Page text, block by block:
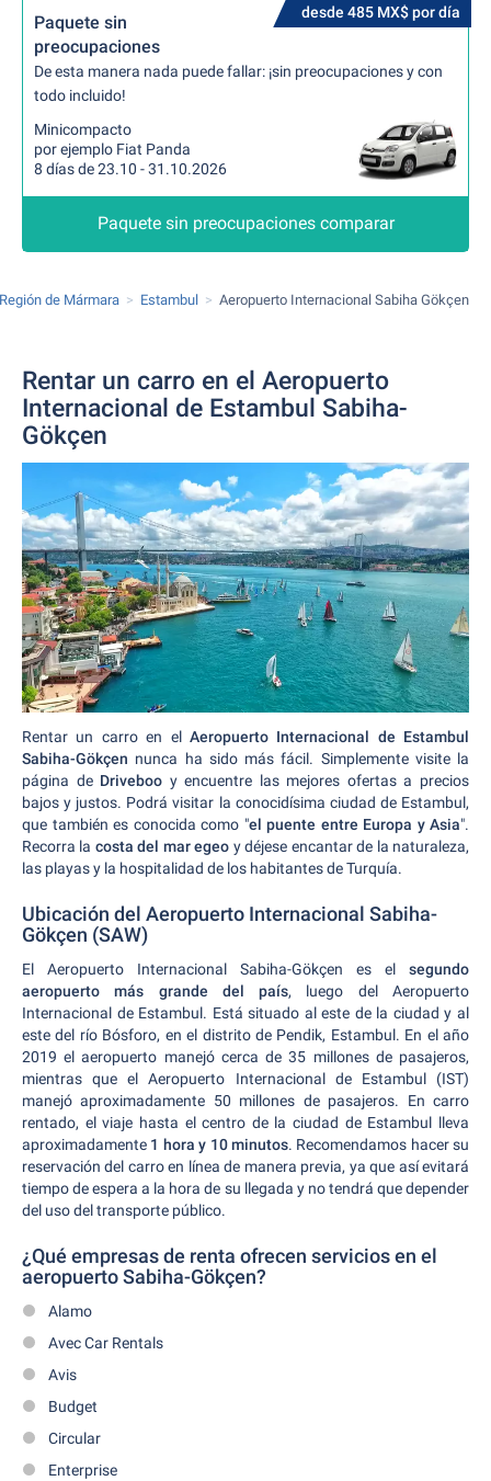
desde 485 MX$ por día
Paquete sin
preocupaciones
De esta manera nada puede fallar: ¡sin preocupaciones y con
todo incluido!
Minicompacto
por ejemplo Fiat Panda
8 días de 23.10 - 31.10.2026
Paquete sin preocupaciones comparar
Región de Mármara Estambul Aeropuerto Internacional Sabiha Gökçen
Rentar un carro en el Aeropuerto
Internacional de Estambul Sabiha-
Gökçen
Rentar un carro en el Aeropuerto Internacional de Estambul
Sabiha-Gökçen nunca ha sido más fácil. Simplemente visite la
página de Driveboo y encuentre las mejores ofertas a precios
bajos y justos. Podrá visitar la conocidísima ciudad de Estambul,
que también es conocida como "el puente entre Europa y Asia".
Recorra la costa del mar egeo y déjese encantar de la naturaleza,
las playas y la hospitalidad de los habitantes de Turquía.
Ubicación del Aeropuerto Internacional Sabiha-
Gökçen (SAW)
El Aeropuerto Internacional Sabiha-Gökçen es el segundo
aeropuerto más grande del país, luego del Aeropuerto
Internacional de Estambul. Está situado al este de la ciudad y al
este del río Bósforo, en el distrito de Pendik, Estambul. En el año
2019 el aeropuerto manejó cerca de 35 millones de pasajeros,
mientras que el Aeropuerto Internacional de Estambul (IST)
manejó aproximadamente 50 millones de pasajeros. En carro
rentado, el viaje hasta el centro de la ciudad de Estambul lleva
aproximadamente 1 hora y 10 minutos. Recomendamos hacer su
reservación del carro en línea de manera previa, ya que así evitará
tiempo de espera a la hora de su llegada y no tendrá que depender
del uso del transporte público.
¿Qué empresas de renta ofrecen servicios en el
aeropuerto Sabiha-Gökçen?
Alamo
Avec Car Rentals
Avis
Budget
Circular
Enterprise